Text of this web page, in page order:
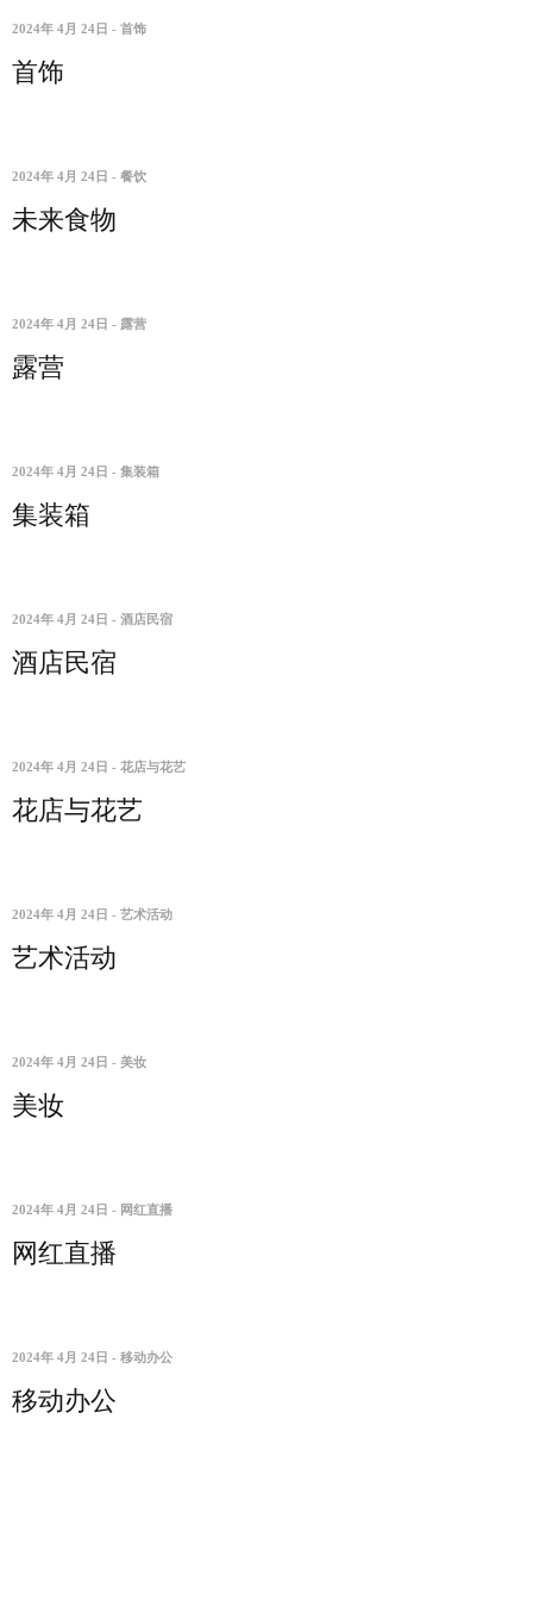
2024年 4月 24日 - 首饰
首饰
2024年 4月 24日 - 餐饮
未来食物
2024年 4月 24日 - 露营
露营
2024年 4月 24日 - 集装箱
集装箱
2024年 4月 24日 - 酒店民宿
酒店民宿
2024年 4月 24日 - 花店与花艺
花店与花艺
2024年 4月 24日 - 艺术活动
艺术活动
2024年 4月 24日 - 美妆
美妆
2024年 4月 24日 - 网红直播
网红直播
2024年 4月 24日 - 移动办公
移动办公